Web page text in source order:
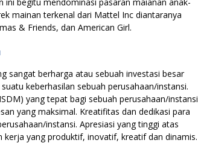
mainan terkenal dari Mattel Inc diantaranya
& Friends, dan American Girl.
sangat berharga atau sebuah investasi besar
keberhasilan sebuah perusahaan/instansi.
yang tepat bagi sebuah perusahaan/instansi
yang maksimal. Kreatifitas dan dedikasi para
instansi. Apresiasi yang tinggi atas
yang produktif, inovatif, kreatif dan dinamis.